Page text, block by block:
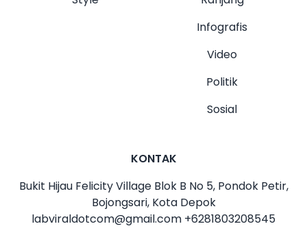
Infografis
Video
Politik
Sosial
KONTAK
Bukit Hijau Felicity Village Blok B No 5, Pondok Petir,
Bojongsari, Kota Depok
labviraldotcom@gmail.com +6281803208545